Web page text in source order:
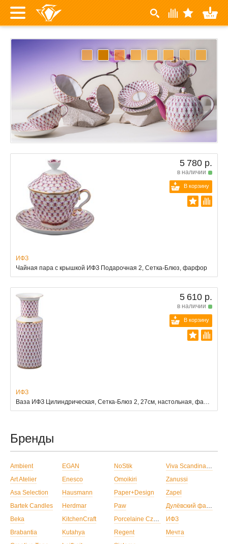
5 780 р.
в наличии
В корзину
ИФЗ
Чайная пара с крышкой ИФЗ Подарочная 2, Сетка-Блюз, фарфор
5 610 р.
в наличии
В корзину
ИФЗ
Ваза ИФЗ Цилиндрическая, Сетка-Блюз 2, 27см, настольная, фарфор, подарочная упаковка
Бренды
Ambient
Art Atelier
Asa Selection
Bartek Candles
Beka
Brabantia
EGAN
Enesco
Hausmann
Herdmar
KitchenCraft
Kutahya
NoStik
Omoikiri
Paper+Design
Paw
Porcelaine Czech Gold Hands
Regent
Viva Scandinavia
Zanussi
Zapel
Дулёвский фарфор
ИФЗ
Мечта